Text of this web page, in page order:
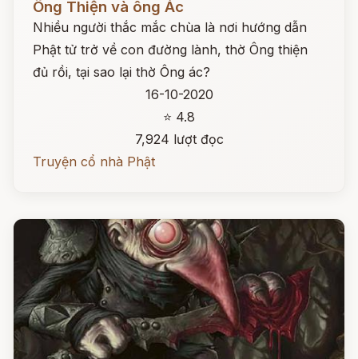
Ông Thiện và ông Ác
Nhiều người thắc mắc chùa là nơi hướng dẫn
Phật tử trở về con đường lành, thờ Ông thiện
đủ rồi, tại sao lại thờ Ông ác?
16-10-2020
⭐ 4.8
7,924 lượt đọc
Truyện cổ nhà Phật